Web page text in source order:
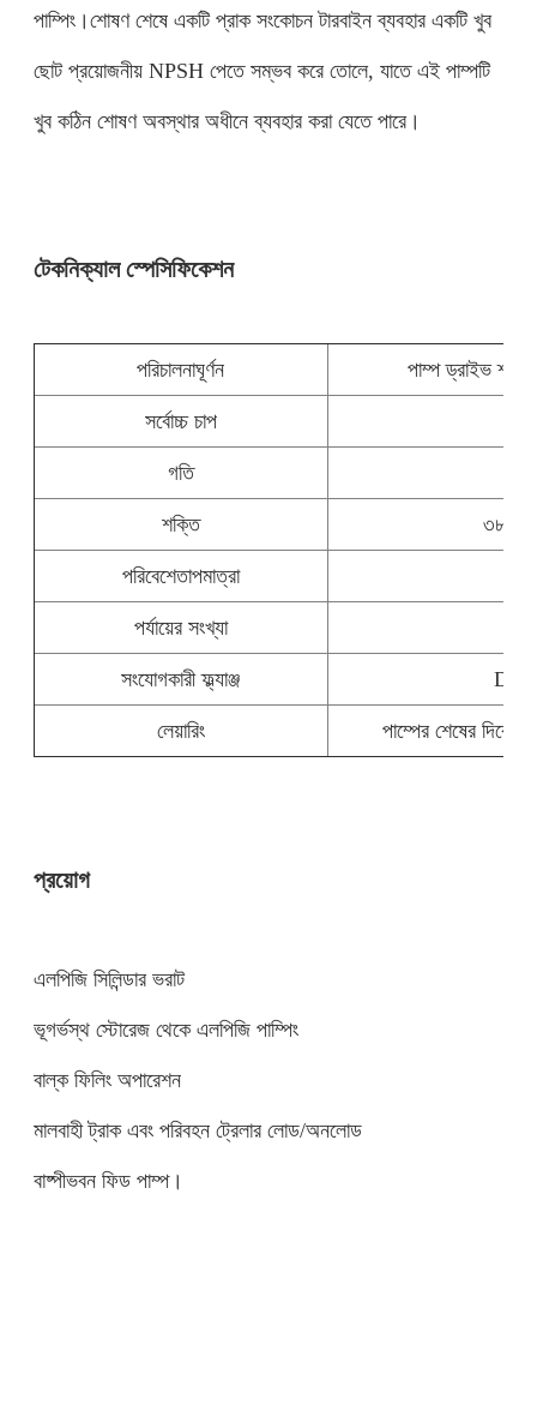
পাম্পিং।শোষণ শেষে একটি প্রাক সংকোচন টারবাইন ব্যবহার একটি খুব
ছোট প্রয়োজনীয় NPSH পেতে সম্ভব করে তোলে, যাতে এই পাম্পটি
খুব কঠিন শোষণ অবস্থার অধীনে ব্যবহার করা যেতে পারে।
টেকনিক্যাল স্পেসিফিকেশন
পরিচালনাঘূর্ণন পাম্প ড্রাইভ
সর্বোচ্চ চাপ
গতি
শক্তি ৩৮০
পরিবেশেতাপমাত্রা
পর্যায়ের সংখ্যা
সংযোগকারী ফ্ল্যাঞ্জ DIN
লেয়ারিং পাম্পের শেষের দিকে
প্রয়োগ
এলপিজি সিলিন্ডার ভরাট
ভূগর্ভস্থ স্টোরেজ থেকে এলপিজি পাম্পিং
বাল্ক ফিলিং অপারেশন
মালবাহী ট্রাক এবং পরিবহন ট্রেলার লোড/অনলোড
বাষ্পীভবন ফিড পাম্প।